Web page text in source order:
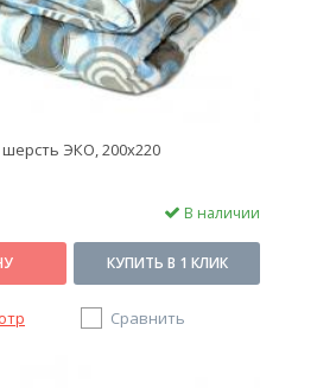
ЭКО, 200x220
В наличии
КУПИТЬ В 1 КЛИК
Сравнить